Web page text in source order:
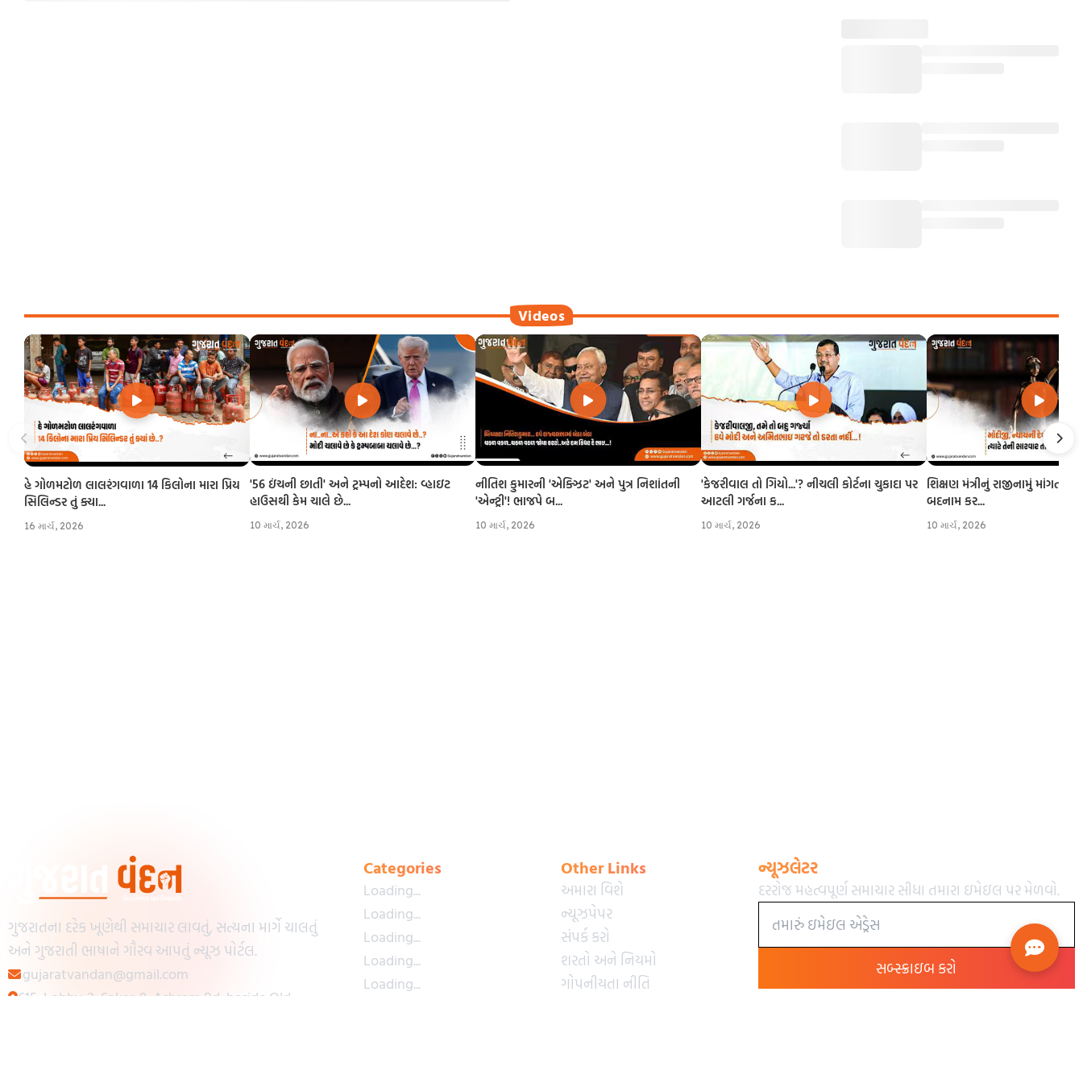
Videos
હે ગોળમટોળ લાલરંગવાળા 14 કિલોના મારા પ્રિય
સિલિન્ડર તું ક્યા...
16 માર્ચ, 2026
'56 ઇંચની છાતી' અને ટ્રમ્પનો આદેશ: વ્હાઇટ
હાઉસથી કેમ ચાલે છે...
10 માર્ચ, 2026
નીતિશ કુમારની 'એક્ઝિટ' અને પુત્ર નિશાંતની
'એન્ટ્રી'! ભાજપે બ...
10 માર્ચ, 2026
'કેજરીવાલ તો ગિયો...'? નીચલી કોર્ટના ચુકાદા પર
આટલી ગર્જના ક...
10 માર્ચ, 2026
શિક્ષણ મંત્રીનું રાજીનામું માંગતા
બદનામ કર...
10 માર્ચ, 2026
ગુજરાતના દરેક ખૂણેથી સમાચાર લાવતું, સત્યના માર્ગે ચાલતું
અને ગુજરાતી ભાષાને ગૌરવ આપતું ન્યૂઝ પોર્ટલ.
gujaratvandan@gmail.com
615, Lobby-2, Sakar-9, Ashram Rd, beside Old
Categories
Loading...
Loading...
Loading...
Loading...
Loading...
Other Links
અમારા વિશે
ન્યૂઝપેપર
સંપર્ક કરો
શરતો અને નિયમો
ગોપનીયતા નીતિ
ન્યૂઝલેટર
દરરોજ મહત્વપૂર્ણ સમાચાર સીધા તમારા ઇમેઇલ પર મેળવો.
સબ્સ્ક્રાઇબ કરો